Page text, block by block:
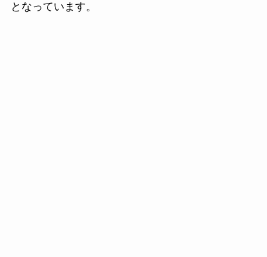
となっています。